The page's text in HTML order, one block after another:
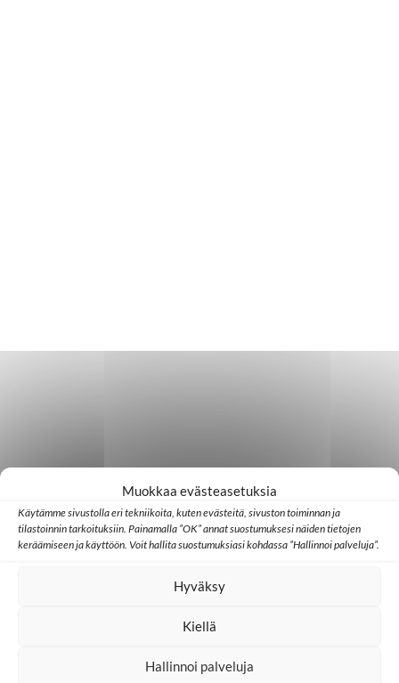
Muokkaa evästeasetuksia
Käytämme sivustolla eri tekniikoita, kuten evästeitä, sivuston toiminnan ja
tilastoinnin tarkoituksiin. Painamalla ”OK” annat suostumuksesi näiden tietojen
keräämiseen ja käyttöön. Voit hallita suostumuksiasi kohdassa ”Hallinnoi palveluja”.
Hyväksy
Kiellä
Hallinnoi palveluja